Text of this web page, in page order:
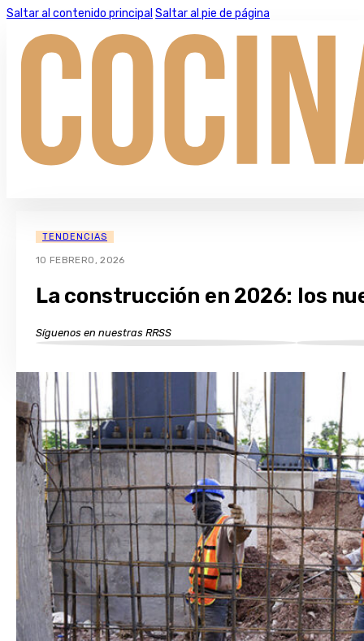
Saltar al contenido principal Saltar al pie de página
TENDENCIAS
10 FEBRERO, 2026
La construcción en 2026: los
Síguenos en nuestras RRSS